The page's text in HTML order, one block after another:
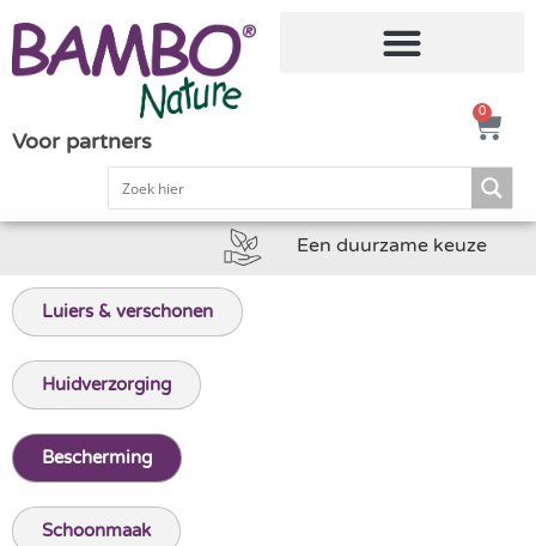
Voor partners
0
Een duurzame keuze
Luiers & verschonen
Huidverzorging
Bescherming
Schoonmaak